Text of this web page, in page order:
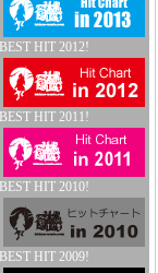
BEST HIT 2012!
BEST HIT 2011!
BEST HIT 2010!
BEST HIT 2009!